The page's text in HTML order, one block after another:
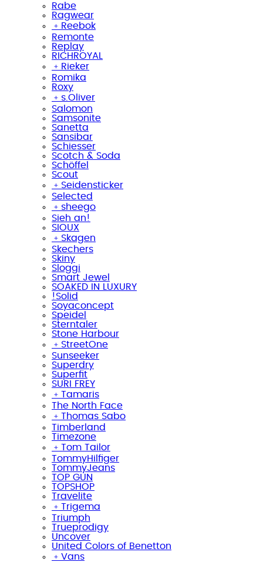
Rabe
Ragwear
﹢ Reebok
Remonte
Replay
RICHROYAL
﹢ Rieker
Romika
Roxy
﹢ s.Oliver
Salomon
Samsonite
Sanetta
Sansibar
Schiesser
Scotch & Soda
Schöffel
Scout
﹢ Seidensticker
Selected
﹢ sheego
Sieh an!
SIOUX
﹢ Skagen
Skechers
Skiny
Sloggi
Smart Jewel
SOAKED IN LUXURY
!Solid
Soyaconcept
Speidel
Sterntaler
Stone Harbour
﹢ StreetOne
Sunseeker
Superdry
Superfit
SURI FREY
﹢ Tamaris
The North Face
﹢ Thomas Sabo
Timberland
Timezone
﹢ Tom Tailor
TommyHilfiger
TommyJeans
TOP GUN
TOPSHOP
Travelite
﹢ Trigema
Triumph
Trueprodigy
Uncover
United Colors of Benetton
﹢ Vans